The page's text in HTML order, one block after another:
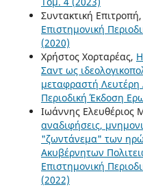
Συντακτική Επιτροπή,
Επιστημονική
(2020)
Χρήστος Χορταρέας,
Σαντ ως
μεταφραστή Λευτέρη
Περιοδική Έκδοση
Ιωάννης Ελευθέριος
αναδιφήσεις,
"ζωντάνεμα" των
Ακυβέρνητων
Επιστημονική
(2022)